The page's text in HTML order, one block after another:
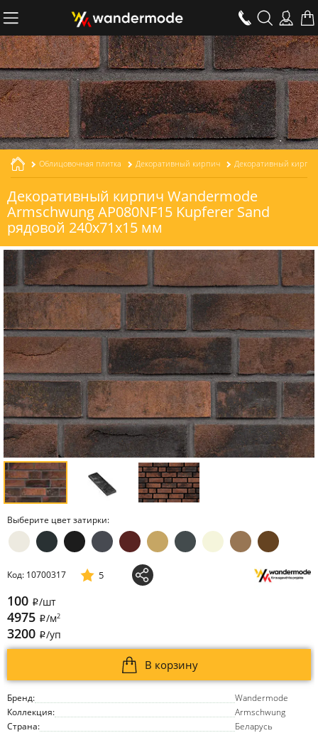
Облицовочная плитка Декоративный кирпич
Декоративный кирпич Wandermode
Armschwung AP080NF15 Kupferer Sand
рядовой 240x71x15 мм
Выберите цвет затирки:
Бренд:
Wandermode
Коллекция:
Armschwung
Страна:
Беларусь
Код: 10700317 5
100 i/шт
4975 i/м2
3200 i/уп
В корзину